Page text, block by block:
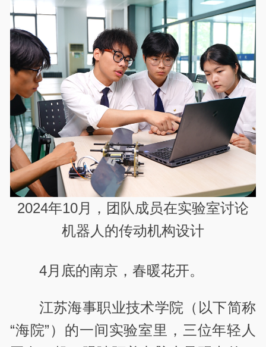
2024年10月，团队成员在实验室讨论
机器人的传动机构设计
4月底的南京，春暖花开。
江苏海事职业技术学院（以下简称
“海院”）的一间实验室里，三位年轻人